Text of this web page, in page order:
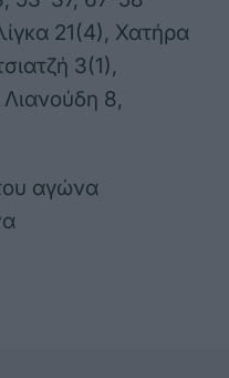
21(4), Χατήρα
3(1),
8,
αγώνα